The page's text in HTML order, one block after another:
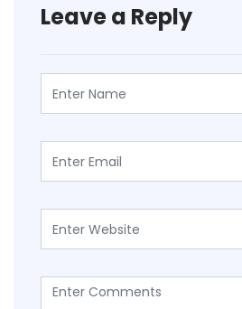
Leave a Reply